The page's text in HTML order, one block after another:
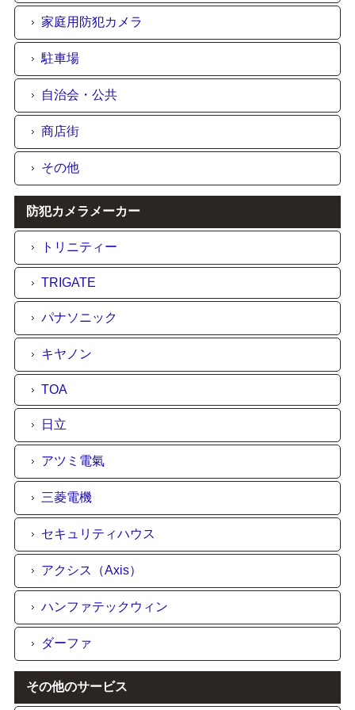
家庭用防犯カメラ
駐車場
自治会・公共
商店街
その他
防犯カメラメーカー
トリニティー
TRIGATE
パナソニック
キヤノン
TOA
日立
アツミ電氣
三菱電機
セキュリティハウス
アクシス（Axis）
ハンファテックウィン
ダーファ
その他のサービス